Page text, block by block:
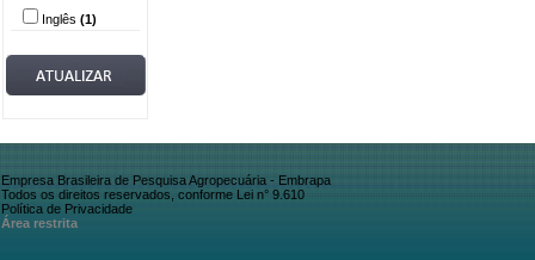
Inglês (1)
Empresa Brasileira de Pesquisa Agropecuária - Embrapa
Todos os direitos reservados, conforme Lei n° 9.610
Política de Privacidade
Área restrita